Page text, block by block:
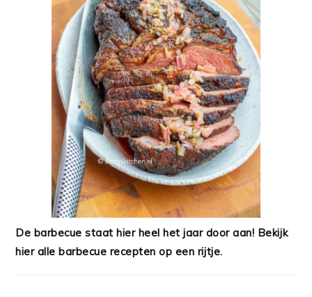
De barbecue staat hier heel het jaar door aan! Bekijk
hier alle barbecue recepten op een rijtje.